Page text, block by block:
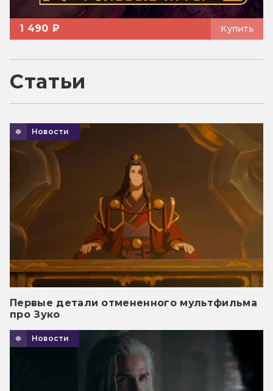
1 490 ₽ Купить
Статьи
Новости
Первые детали отмененного мультфильма
про Зуко
Новости